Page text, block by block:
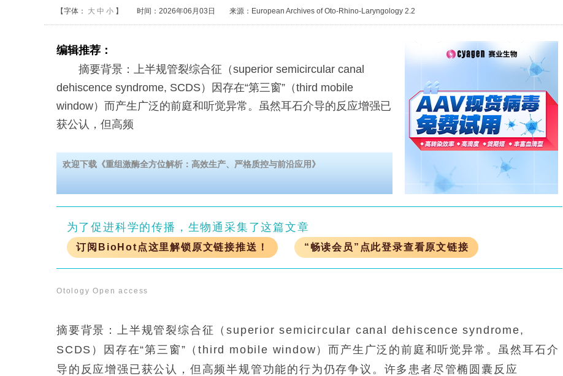
【字体： 大 中 小 】 时间：2026年06月03日 来源：European Archives of Oto-Rhino-Laryngology 2.2
编辑推荐：
摘要背景：上半规管裂综合征（superior semicircular canal
dehiscence syndrome, SCDS）因存在“第三窗”（third mobile
window）而产生广泛的前庭和听觉异常。虽然耳石介导的反应增强已
获公认，但高频
欢迎下载《重组激酶全方位解析：高效生产、严格质控与前沿应用》
为了促进科学的传播，生物通采集了这篇文章
订阅BioHot点这里解锁原文链接推送！ “畅读会员”点此登录查看原文链接
Otology Open access
摘要背景：上半规管裂综合征（superior semicircular canal dehiscence syndrome,
SCDS）因存在“第三窗”（third mobile window）而产生广泛的前庭和听觉异常。虽然耳石介
导的反应增强已获公认，但高频半规管功能的行为仍存争议。许多患者尽管椭圆囊反应